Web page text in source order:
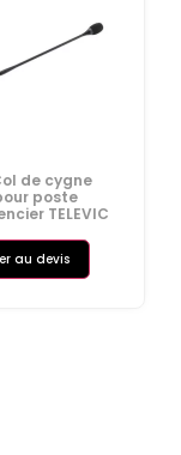
de cygne
poste
TELEVIC
au devis